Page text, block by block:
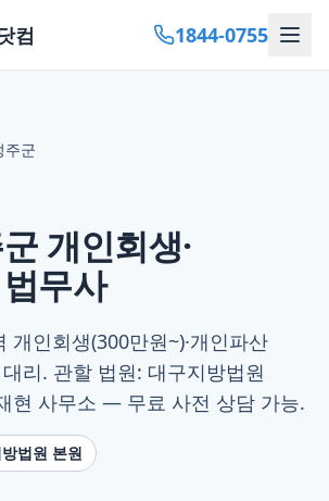
컴 1844-0755
주군
개인회생·
무사
개인회생(300만원~)·개인파산
리. 관할 법원: 대구지방법원
현 사무소 — 무료 사전 상담 가능.
법원 본원